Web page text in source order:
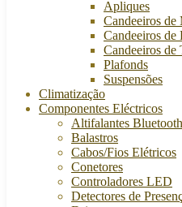
Apliques
Candeeiros de
Candeeiros de
Candeeiros de
Plafonds
Suspensões
Climatização
Componentes Eléctricos
Altifalantes Bluetooth
Balastros
Cabos/Fios Elétricos
Conetores
Controladores LED
Detectores de